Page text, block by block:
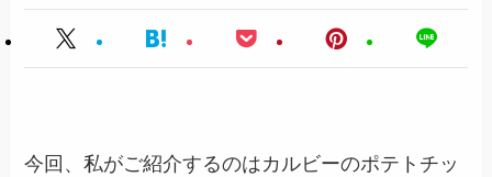
今回、私がご紹介するのはカルビーのポテトチッ